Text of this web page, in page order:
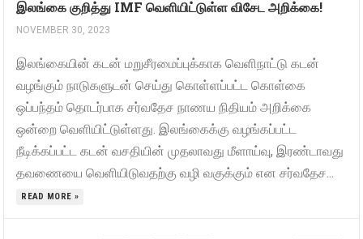
இலங்கை குறித்து IMF வெளியிட்டுள்ள விசேட அறிக்கை!
NOVEMBER 30, 2023
இலங்கையின் கடன் மறுசீரமைப்புக்காக வெளிநாட்டு கடன்
வழங்கும் நாடுகளுடன் செய்து கொள்ளப்பட்ட கொள்கை
ஒப்பந்தம் தொடர்பாக சர்வதேச நாணய நிதியம் அறிக்கை
ஒன்றை வெளியிட்டுள்ளது. இலங்கைக்கு வழங்கப்பட்ட
நீடிக்கப்பட்ட கடன் வசதியின் முதலாவது மீளாய்வு, இரண்டாவது
தவணையை வெளியிடுவதற்கு வழி வகுக்கும் என சர்வதேச...
READ MORE »